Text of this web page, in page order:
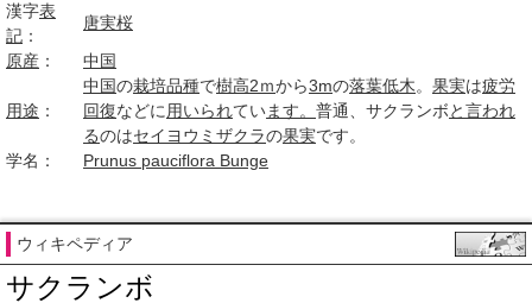
漢字表
記 ：
唐実桜
原産 ： 中国
用途 ：
中国の栽培品種で樹高2ｍから3mの落葉低木。 果実は疲労
回復などに 用いられています。 普通、サクランボと言われ
るのはセイヨウミザクラの果実です。
学名：
Prunus pauciflora Bunge
ウィキペディア
サクランボ